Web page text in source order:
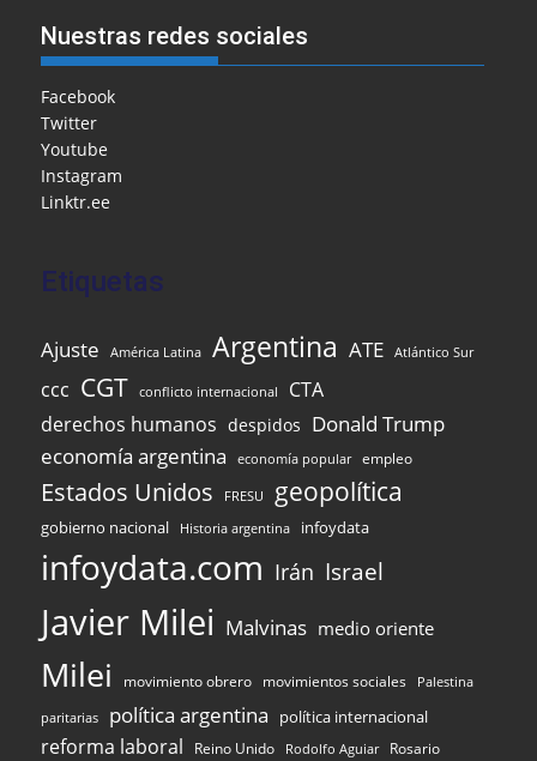
e
b
o
o
k
l l o
o A a dI
ar
e
Nuestras redes sociales
Facebook
Twitter
Youtube
Instagram
Linktr.ee
Etiquetas
Ajuste América Latina Argentina ATE Atlántico Sur
ccc CGT conflicto internacional
CTA
derechos humanos despidos Donald Trump
economía argentina
economía popular empleo
Estados Unidos FRESU geopolítica
gobierno nacional Historia argentina infoydata
infoydata.com Irán Israel
Javier Milei Malvinas medio oriente
Milei movimiento obrero movimientos sociales Palestina
paritarias política argentina política internacional
reforma laboral Reino Unido Rodolfo Aguiar Rosario